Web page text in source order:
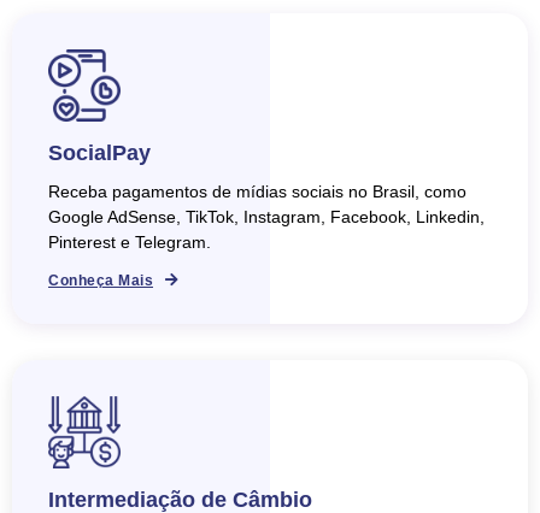
SocialPay
Receba pagamentos de mídias sociais no Brasil, como
Google AdSense, TikTok, Instagram, Facebook, Linkedin,
Pinterest e Telegram.
Conheça Mais
Intermediação de Câmbio